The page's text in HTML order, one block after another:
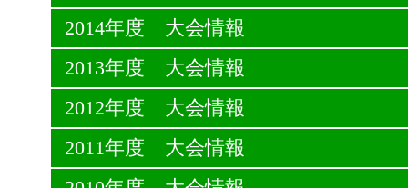
2014年度 大会情報
2013年度 大会情報
2012年度 大会情報
2011年度 大会情報